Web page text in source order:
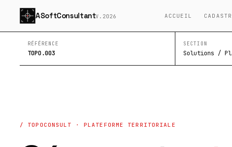
ASoftConsultantV.2026 ACCUEIL
RÉFÉRENCE
TOPO.003
SECTION
Solutions /
/ TOPOCONSULT · PLATEFORME TERRITORIALE